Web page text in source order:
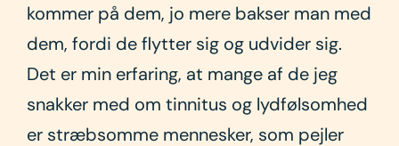
kommer på dem, jo mere bakser man med
dem, fordi de flytter sig og udvider sig.
Det er min erfaring, at mange af de jeg
snakker med om tinnitus og lydfølsomhed
er stræbsomme mennesker, som pejler